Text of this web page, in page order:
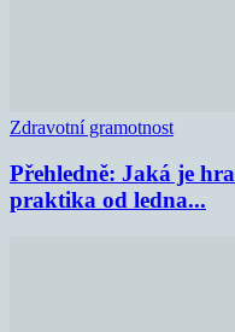
Zdravotní gramotnost
Přehledně: Jaká je
praktika od ledna...